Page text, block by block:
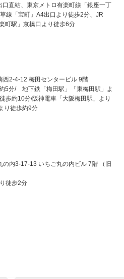
直結、東京メトロ有楽町線「銀座一丁
線「宝町」A4出口より徒歩2分、JR
町駅」京橋口より徒歩6分
2-4-12 梅田センタービル 9階
5分/ 地下鉄「梅田駅」「東梅田駅」よ
約10分/阪神電車「大阪梅田駅」より
り徒歩約9分
内3-17-13 いちご丸の内ビル 7階 （旧
徒歩2分